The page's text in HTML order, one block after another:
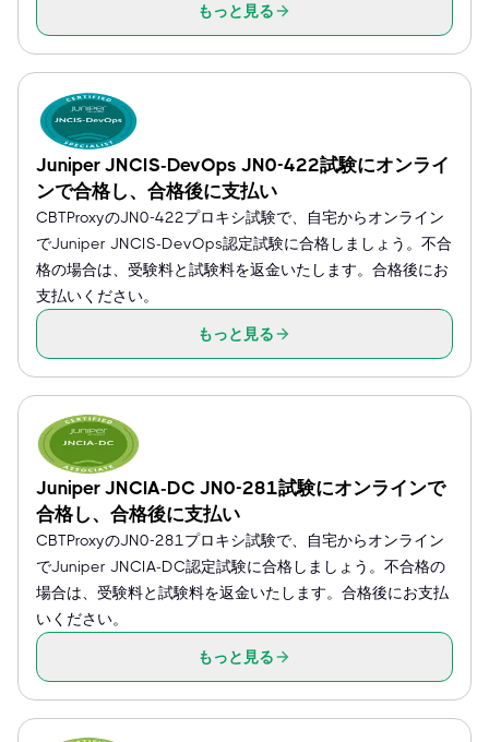
もっと見る
Juniper JNCIS-DevOps JN0-422試験にオンライ
ンで合格し、合格後に支払い
CBTProxyのJN0-422プロキシ試験で、自宅からオンライン
でJuniper JNCIS-DevOps認定試験に合格しましょう。不合
格の場合は、受験料と試験料を返金いたします。合格後にお
支払いください。
もっと見る
Juniper JNCIA-DC JN0-281試験にオンラインで
合格し、合格後に支払い
CBTProxyのJN0-281プロキシ試験で、自宅からオンライン
でJuniper JNCIA-DC認定試験に合格しましょう。不合格の
場合は、受験料と試験料を返金いたします。合格後にお支払
いください。
もっと見る